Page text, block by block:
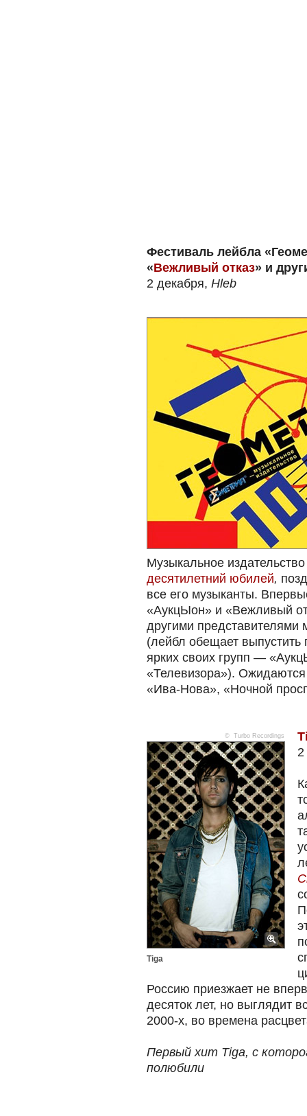
Фестиваль лейбла
«Вежливый отказ» и
2 декабря, Hleb
Музыкальное
десятилетний юбилей,
все его музыканты.
«АукцЫон» и «Вежливый
другими представителями
(лейбл обещает выпустить
ярких своих групп —
«Телевизора»).
«Ива-Нова», «Ночной
© Turbo Recordings
Tiga
Россию приезжает не
десяток лет, но выглядит
2000-х, во времена
Первый хит Tiga, с
полюбили